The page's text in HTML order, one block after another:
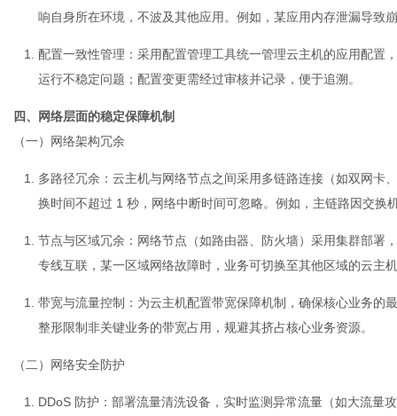
响自身所在环境，不波及其他应用。例如，某应用内存泄漏导致
配置一致性管理 ：采用配置管理工具统一管理云主机的应用配置
运行不稳定问题；配置变更需经过审核并记录，便于追溯。
四、网络层面的稳定保障机制
（一）网络架构冗余
多路径冗余 ：云主机与网络节点之间采用多链路连接（如双网
换时间不超过 1 秒，网络中断时间可忽略。例如，主链路因交
节点与区域冗余 ：网络节点（如路由器、防火墙）采用集群部署
专线互联，某一区域网络故障时，业务可切换至其他区域的云主
带宽与流量控制 ：为云主机配置带宽保障机制，确保核心业务
整形限制非关键业务的带宽占用，规避其挤占核心业务资源。
（二）网络安全防护
DDoS 防护 ：部署流量清洗设备，实时监测异常流量（如大流量